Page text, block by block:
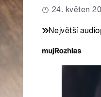
24. květen
Největší